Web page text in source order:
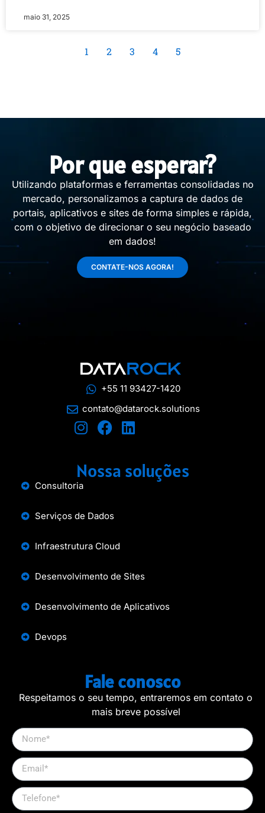
maio 31, 2025
1 2 3 4 5
Por que esperar?
Utilizando plataformas e ferramentas consolidadas no
mercado, personalizamos a captura de dados de
portais, aplicativos e sites de forma simples e rápida,
com o objetivo de direcionar o seu negócio baseado
em dados!
CONTATE-NOS AGORA!
+55 11 93427-1420
contato@datarock.solutions
Nossa soluções
Consultoria
Serviços de Dados
Infraestrutura Cloud
Desenvolvimento de Sites
Desenvolvimento de Aplicativos
Devops
Fale conosco
Respeitamos o seu tempo, entraremos em contato o
mais breve possível